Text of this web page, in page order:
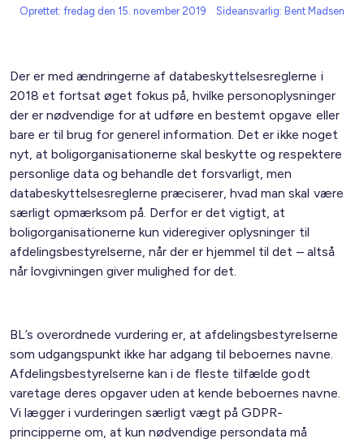
Oprettet: fredag den 15. november 2019 Sideansvarlig: Bent Madsen
Der er med ændringerne af databeskyttelsesreglerne i
2018 et fortsat øget fokus på, hvilke personoplysninger
der er nødvendige for at udføre en bestemt opgave eller
bare er til brug for generel information. Det er ikke noget
nyt, at boligorganisationerne skal beskytte og respektere
personlige data og behandle det forsvarligt, men
databeskyttelsesreglerne præciserer, hvad man skal være
særligt opmærksom på. Derfor er det vigtigt, at
boligorganisationerne kun videregiver oplysninger til
afdelingsbestyrelserne, når der er hjemmel til det – altså
når lovgivningen giver mulighed for det.
BL’s overordnede vurdering er, at afdelingsbestyrelserne
som udgangspunkt ikke har adgang til beboernes navne.
Afdelingsbestyrelserne kan i de fleste tilfælde godt
varetage deres opgaver uden at kende beboernes navne.
Vi lægger i vurderingen særligt vægt på GDPR-
principperne om, at kun nødvendige persondata må